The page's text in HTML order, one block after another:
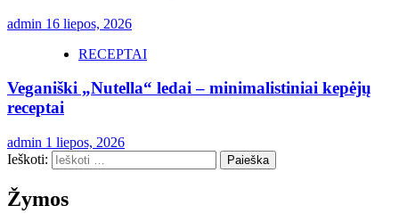
admin 16 liepos, 2026
RECEPTAI
Veganiški „Nutella“ ledai – minimalistiniai kepėjų
receptai
admin 1 liepos, 2026
Ieškoti:
Žymos